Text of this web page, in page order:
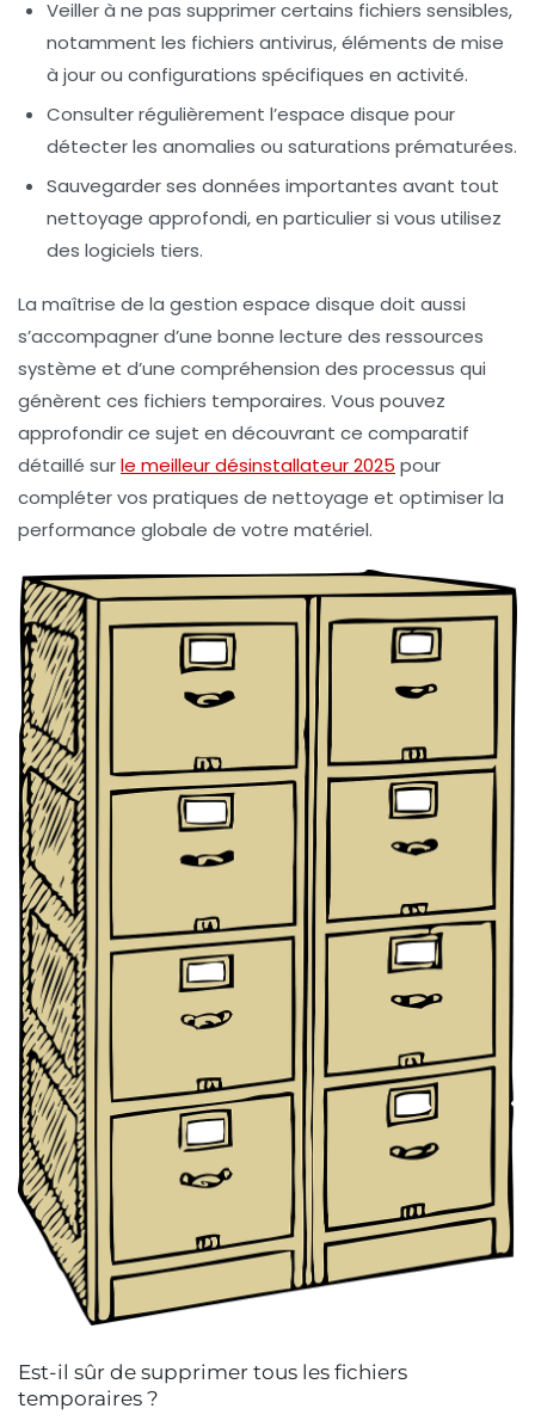
Veiller à ne pas supprimer certains fichiers sensibles,
notamment les fichiers antivirus, éléments de mise
à jour ou configurations spécifiques en activité.
Consulter régulièrement l’espace disque pour
détecter les anomalies ou saturations prématurées.
Sauvegarder ses données importantes avant tout
nettoyage approfondi, en particulier si vous utilisez
des logiciels tiers.
La maîtrise de la gestion espace disque doit aussi
s’accompagner d’une bonne lecture des ressources
système et d’une compréhension des processus qui
génèrent ces fichiers temporaires. Vous pouvez
approfondir ce sujet en découvrant ce comparatif
détaillé surle meilleur désinstallateur 2025 pour
compléter vos pratiques de nettoyage et optimiser la
performance globale de votre matériel.
Est-il sûr de supprimer tous les fichiers
temporaires ?